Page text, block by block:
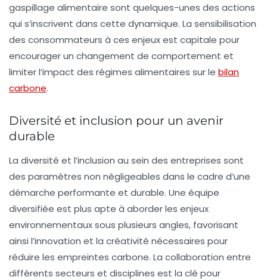
gaspillage alimentaire sont quelques-unes des actions
qui s’inscrivent dans cette dynamique. La sensibilisation
des consommateurs à ces enjeux est capitale pour
encourager un changement de comportement et
limiter l’impact des régimes alimentaires sur le bilan
carbone.
Diversité et inclusion pour un avenir
durable
La diversité et l’inclusion au sein des entreprises sont
des paramètres non négligeables dans le cadre d’une
démarche performante et durable. Une équipe
diversifiée est plus apte à aborder les enjeux
environnementaux sous plusieurs angles, favorisant
ainsi l’innovation et la créativité nécessaires pour
réduire les empreintes carbone. La collaboration entre
différents secteurs et disciplines est la clé pour